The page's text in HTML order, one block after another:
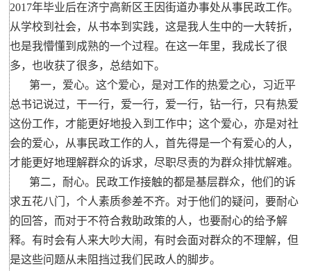
2017年毕业后在济宁高新区王因街道办事处从事民政工作。
从学校到社会，从书本到实践，这是我人生中的一大转折，
也是我懵懂到成熟的一个过程。在这一年里，我成长了很
多，也收获了很多，总结如下。
第一，爱心。这个爱心，是对工作的热爱之心，习近平
总书记说过，干一行，爱一行，爱一行，钻一行，只有热爱
这份工作，才能更好地投入到工作中；这个爱心，亦是对社
会的爱心，从事民政工作的人，首先得是一个有爱心的人，
才能更好地理解群众的诉求，尽职尽责的为群众排忧解难。
第二，耐心。民政工作接触的都是基层群众，他们的诉
求五花八门，个人素质参差不齐。对于他们的疑问，要耐心
的回答，而对于不符合救助政策的人，也要耐心的给予解
释。有时会有人来大吵大闹，有时会面对群众的不理解，但
是这些问题从未阻挡过我们民政人的脚步。